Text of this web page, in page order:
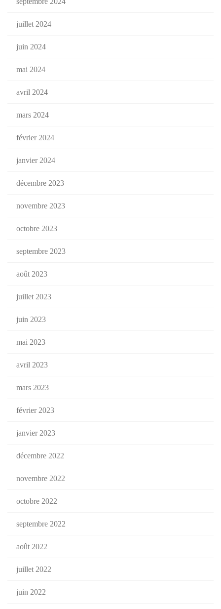
juillet 2024
juin 2024
mai 2024
avril 2024
mars 2024
février 2024
janvier 2024
décembre 2023
novembre 2023
octobre 2023
septembre 2023
août 2023
juillet 2023
juin 2023
mai 2023
avril 2023
mars 2023
février 2023
janvier 2023
décembre 2022
novembre 2022
octobre 2022
septembre 2022
août 2022
juillet 2022
juin 2022